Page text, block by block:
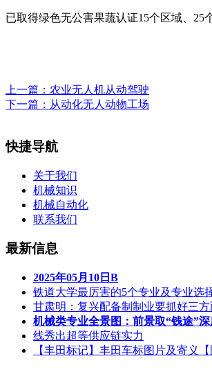
已取得绿色无公害果蔬认证15个区域、25
上一篇： 农业无人机从动驾驶
下一篇： 从动化无人动物工场
快捷导航
关于我们
机械知识
机械自动化
联系我们
最新信息
2025年05月10日B
铁道大学最厉害的5个专业及专业选
甘肃明：复兴配备制制业要抓好三方
机械类专业全景图：前景取“钱途”深
线秀出超等供应链实力
【丰田标记】丰田车标图片及寄义【